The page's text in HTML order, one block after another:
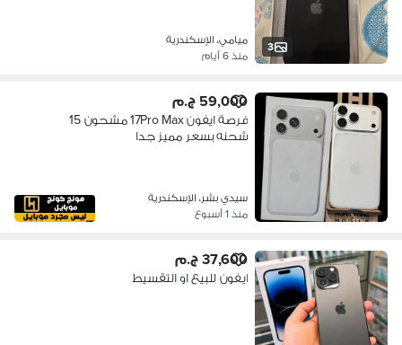
3
ميامي، الإسكندرية
منذ 6 أيام
59,000 ج.م
فرصة ايفون 17Pro Max مشحون 15
شحنه بسعر مميز جدا
سيدي بشر، الإسكندرية
منذ 1 أسبوع
37,600 ج.م
ايفون للبيع او التقسيط